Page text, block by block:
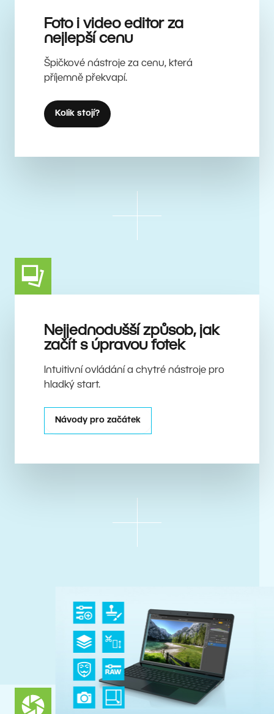
Foto i video editor za
nejlepší cenu
Špičkové nástroje za cenu, která
příjemně překvapí.
Kolik stojí?
Nejjednodušší způsob, jak
začít s úpravou fotek
Intuitivní ovládání a chytré nástroje pro
hladký start.
Návody pro začátek